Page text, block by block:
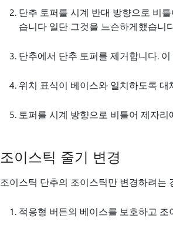
단추 토퍼를 시계 반대 방향으로 비
습니다 일단 그것을 느슨하게했습니
단추에서 단추 토퍼를 제거합니다.
위치 표식이 베이스와 일치하도록
토퍼를 시계 방향으로 비틀어 제자리
조이스틱 줄기 변경
조이스틱 단추의 조이스틱만 변경하려는
적응형 버튼의 베이스를 보호하고 조